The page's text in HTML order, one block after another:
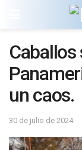
un caos.
30 de julio de 2024